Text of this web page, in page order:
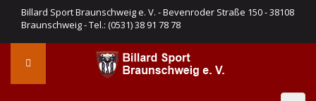
Billard Sport Braunschweig e. V. - Bevenroder Straße 150 - 38108
Braunschweig - Tel.: (0531) 38 91 78 78